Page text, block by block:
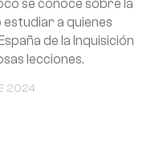
2024
se conoce sobre la
a quienes
de la Inquisición
lecciones.